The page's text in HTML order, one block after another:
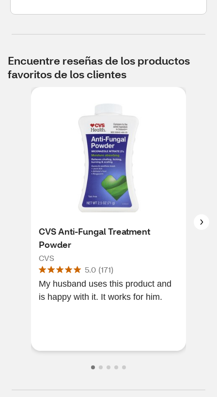
Encuentre reseñas de los productos
favoritos de los clientes
CVS Anti-Fungal Treatment
Powder
CVS
5.0 (171)
My husband uses this product and
is happy with it. It works for him.